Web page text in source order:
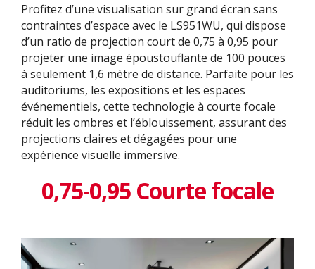
Profitez d’une visualisation sur grand écran sans
contraintes d’espace avec le LS951WU, qui dispose
d’un ratio de projection court de 0,75 à 0,95 pour
projeter une image époustouflante de 100 pouces
à seulement 1,6 mètre de distance. Parfaite pour les
auditoriums, les expositions et les espaces
événementiels, cette technologie à courte focale
réduit les ombres et l’éblouissement, assurant des
projections claires et dégagées pour une
expérience visuelle immersive.
0,75-0,95 Courte focale